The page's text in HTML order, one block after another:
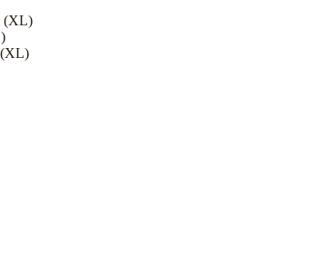
(XL)
(XL)